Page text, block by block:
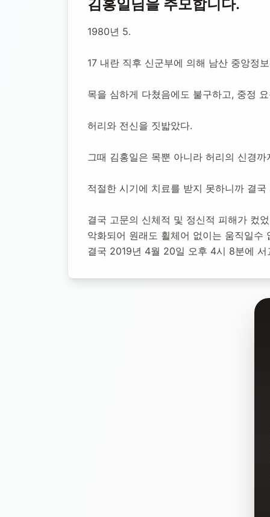
김홍일 정치인
1948년 1월 21일-2019년 4월 20일(향년 71세) 추모소 개
김홍일님을 추모합니다.
1980년 5.
17 내란 직후 신군부에 의해 남산 중앙정
목을 심하게 다쳤음에도 불구하고, 중정
허리와 전신을 짓밟았다.
그때 김홍일은 목뿐 아니라 허리의 신경까
적절한 시기에 치료를 받지 못하니까 결
결국 고문의 신체적 및 정신적 피해가 컸
악화되어 원래도 휠체어 없이는 움직일
결국 2019년 4월 20일 오후 4시 8분에 서